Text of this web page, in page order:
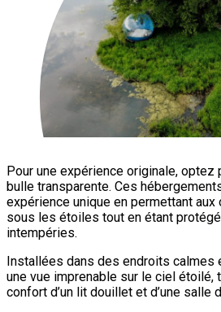
Pour une expérience originale, optez
bulle transparente. Ces
expérience unique en permettant
sous les étoiles tout en étant
intempéries.
Installées dans des endroits
une vue imprenable sur le ciel étoilé,
confort d’un lit douillet et d’une salle